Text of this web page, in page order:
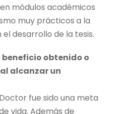
módulos académicos
muy prácticos a la
desarrollo de la tesis.
beneficio obtenido o
alcanzar un
fue sido una meta
vida. Además de